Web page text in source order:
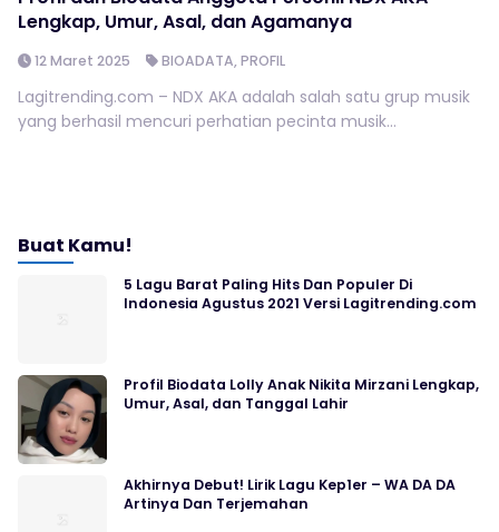
Lengkap, Umur, Asal, dan Agamanya
12 Maret 2025 BIOADATA,PROFIL
Lagitrending.com – NDX AKA adalah salah satu grup musik
yang berhasil mencuri perhatian pecinta musik...
Buat Kamu!
5 Lagu Barat Paling Hits Dan Populer Di
Indonesia Agustus 2021 Versi Lagitrending.com
Profil Biodata Lolly Anak Nikita Mirzani Lengkap,
Umur, Asal, dan Tanggal Lahir
Akhirnya Debut! Lirik Lagu Kep1er – WA DA DA
Artinya Dan Terjemahan